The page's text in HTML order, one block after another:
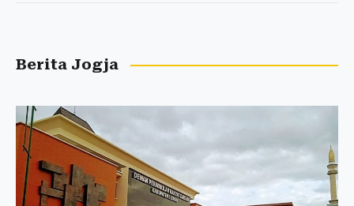
Berita Jogja